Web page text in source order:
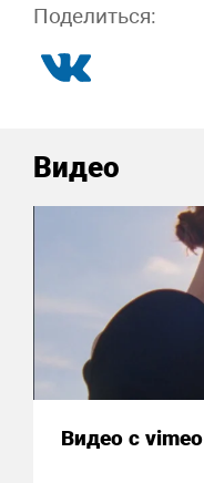
Поделиться:
Видео
Видео с vimeo